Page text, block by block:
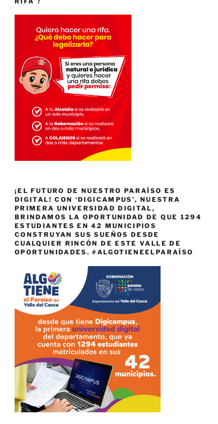
¡EL FUTURO DE NUESTRO PARAÍSO ES
DIGITAL! CON ‘DIGICAMPUS’, NUESTRA
PRIMERA UNIVERSIDAD DIGITAL,
BRINDAMOS LA OPORTUNIDAD DE QUE 1294
ESTUDIANTES EN 42 MUNICIPIOS
CONSTRUYAN SUS SUEÑOS DESDE
CUALQUIER RINCÓN DE ESTE VALLE DE
OPORTUNIDADES. #ALGOTIENEELPARAÍSO